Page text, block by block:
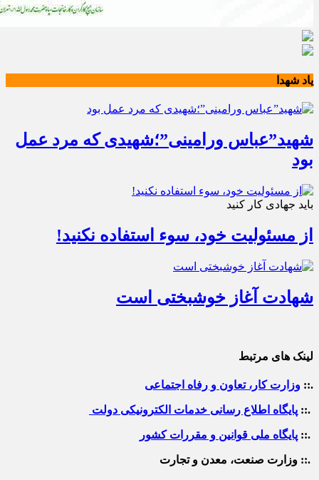
یاد شهدا
شهید”عباس ورامینی”؛شهیدی که مرد عمل
بود
باید جهادی کار کنید
از مسئولیت خود، سوء استفاده نکنید!
شهادت آغاز خوشبختی است
لینک های مرتبط
.:: وزارت کار، تعاون و رفاه اجتماعی
.:: پایگاه اطلاع رسانی خدمات الکترونیکی دولت
.:: پایگاه ملی قوانین و مقررات کشور
.:: وزارت صنعت، معدن و تجارت